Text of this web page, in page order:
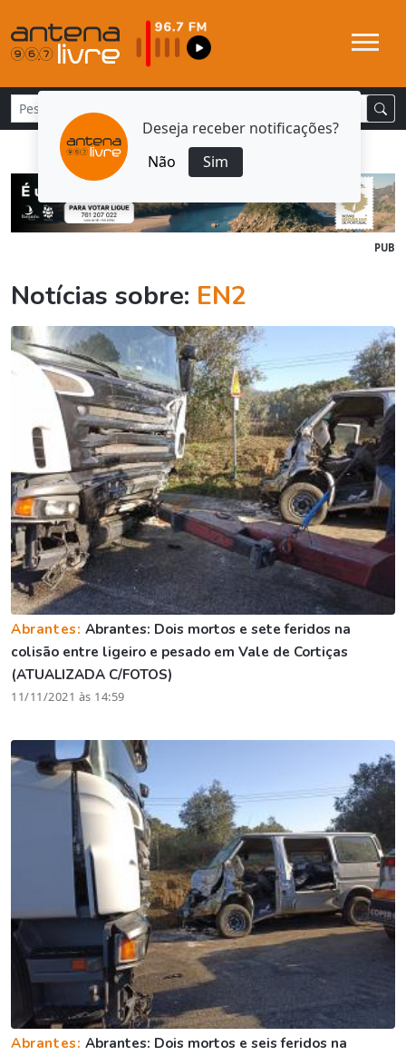
Deseja receber notificações?
Não
Sim
PUB
Notícias sobre: EN2
Abrantes:Abrantes: Dois mortos e sete feridos na
colisão entre ligeiro e pesado em Vale de Cortiças
(ATUALIZADA C/FOTOS)
11/11/2021 às 14:59
Abrantes:Abrantes: Dois mortos e seis feridos na